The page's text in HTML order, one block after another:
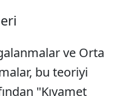
ve Orta
bu teoriyi
"Kıyamet